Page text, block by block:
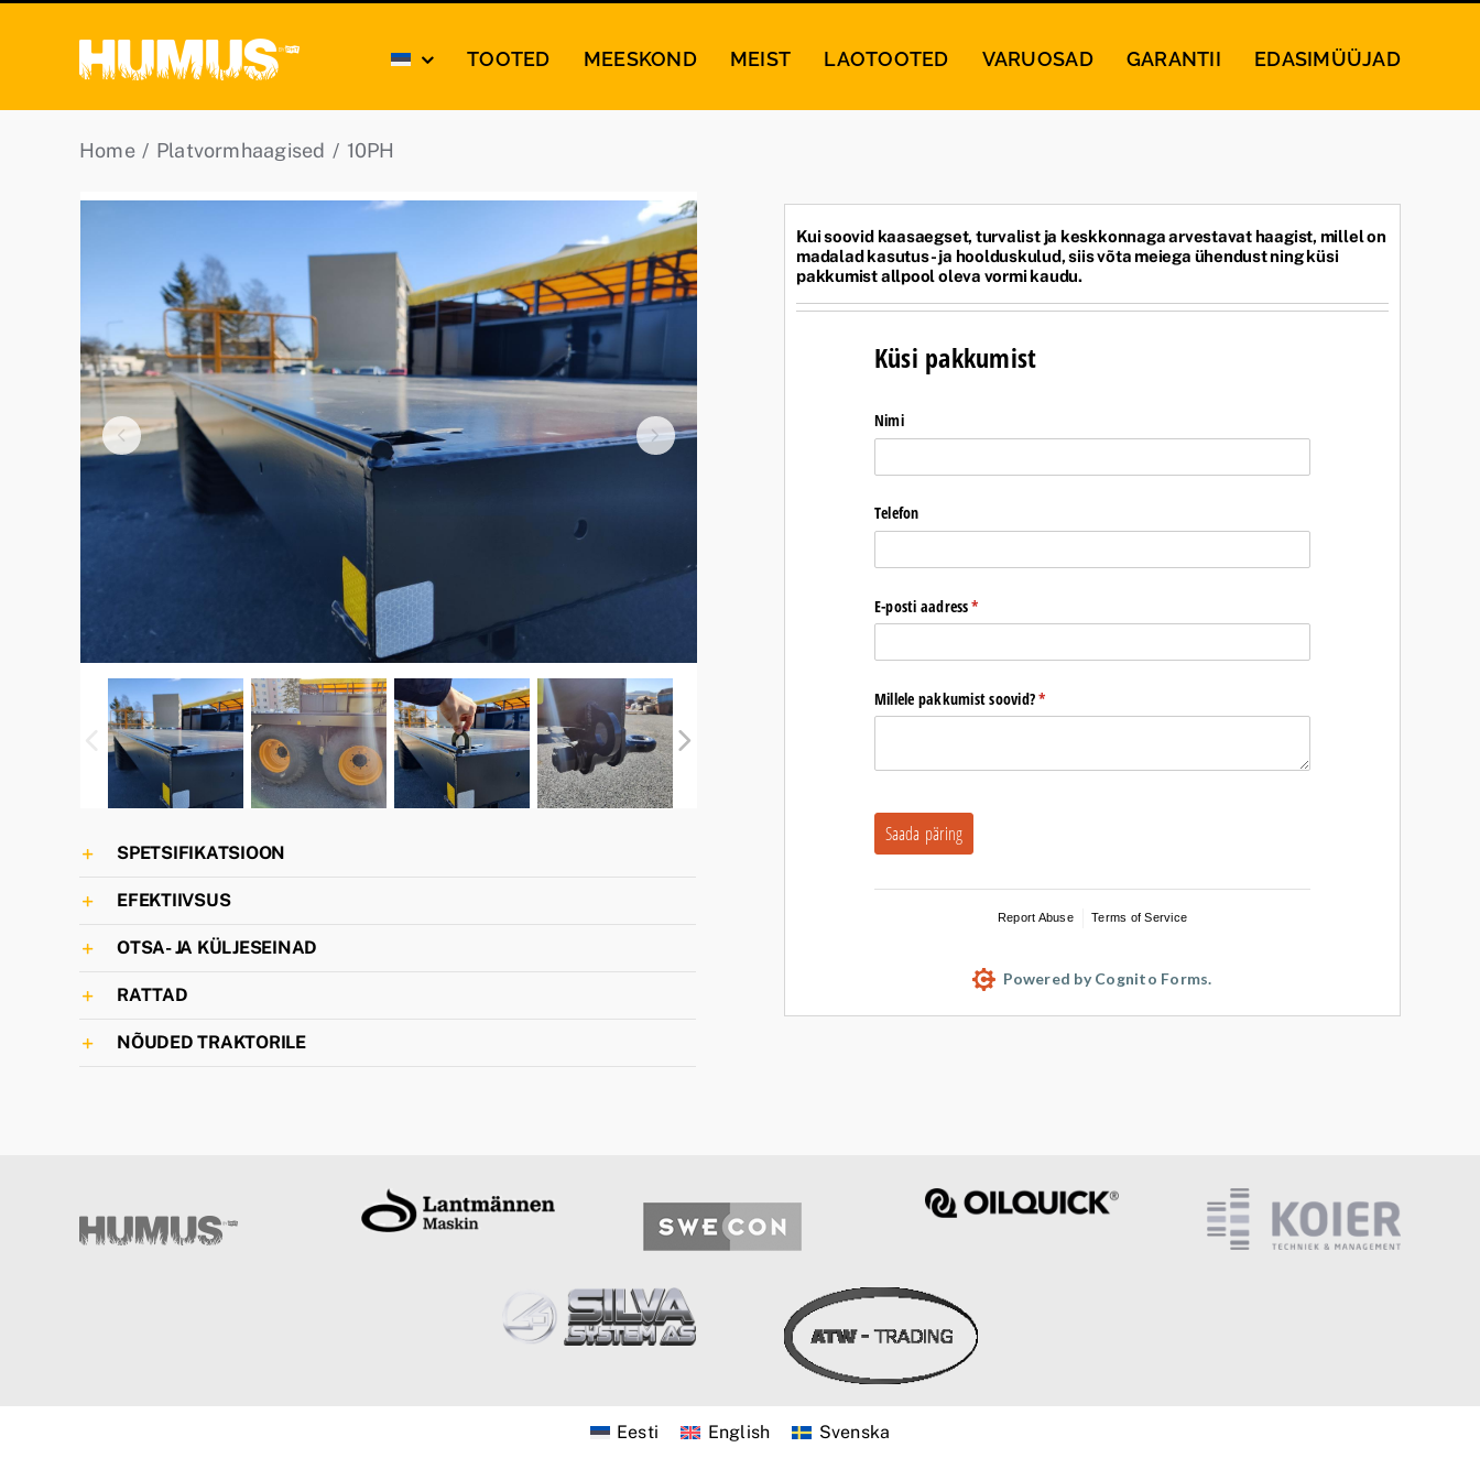
TOOTED MEESKOND MEIST LAOTOOTED VARUOSAD GARANTII EDASIMÜÜJAD
Home Platvormhaagised 10PH
SPETSIFIKATSIOON
EFEKTIIVSUS
OTSA- JA KÜLJESEINAD
RATTAD
NÕUDED TRAKTORILE
Kui soovid kaasaegset, turvalist ja keskkonnaga arvestavat haagist, millel on
madalad kasutus- ja hoolduskulud, siis võta meiega ühendust ning küsi
pakkumist allpool oleva vormi kaudu.
Küsi pakkumist
Nimi
Telefon
E-posti aadress*
(required)
Millele pakkumist soovid?*
(required)
Saada päring
Report Abuse Terms of Service
Powered by Cognito Forms.
Eesti English Svenska